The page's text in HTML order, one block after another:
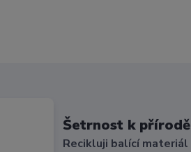
Šetrnost k přírodě
Recikluji balící materiál